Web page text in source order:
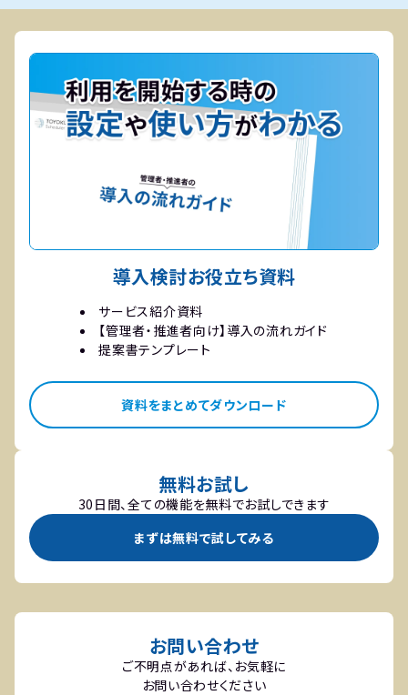
導入検討お役立ち資料
サービス紹介資料
【管理者・推進者向け】導入の流れガイド
提案書テンプレート
資料をまとめてダウンロード
無料お試し
30日間、全ての機能を無料でお試しできます
まずは無料で試してみる
お問い合わせ
ご不明点があれば、お気軽に
お問い合わせください